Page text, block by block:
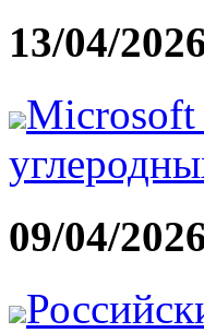
13/04/
Microsoft
09/04/